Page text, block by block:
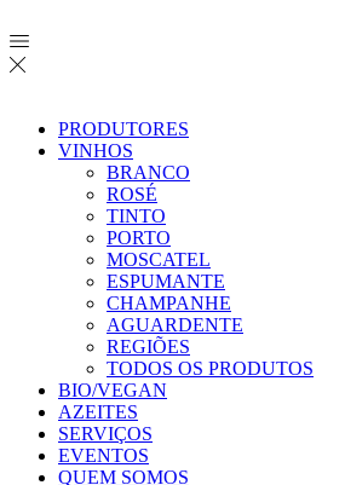
PRODUTORES
VINHOS
BRANCO
ROSÉ
TINTO
PORTO
MOSCATEL
ESPUMANTE
CHAMPANHE
AGUARDENTE
REGIÕES
TODOS OS PRODUTOS
BIO/VEGAN
AZEITES
SERVIÇOS
EVENTOS
QUEM SOMOS